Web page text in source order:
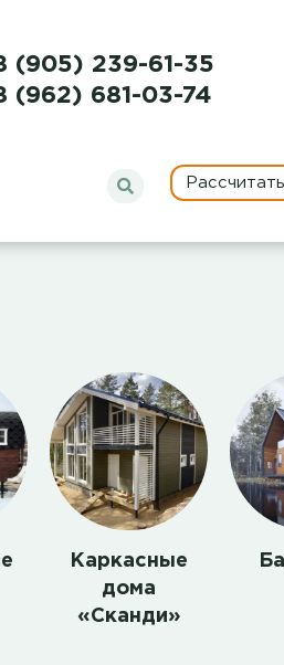
(905) 239-61-35
(962) 681-03-74
Каркасные
дома
«Сканди»